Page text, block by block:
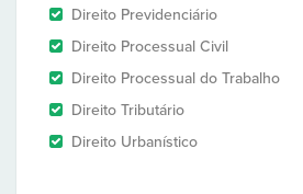
Direito Previdenciário
Direito Processual Civil
Direito Processual do Trabalho
Direito Tributário
Direito Urbanístico